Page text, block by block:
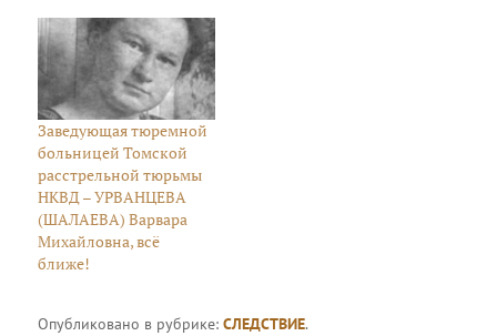
Заведующая тюремной
больницей Томской
расстрельной тюрьмы
НКВД – УРВАНЦЕВА
(ШАЛАЕВА) Варвара
Михайловна, всё
ближе!
Опубликовано в рубрике:СЛЕДСТВИЕ.